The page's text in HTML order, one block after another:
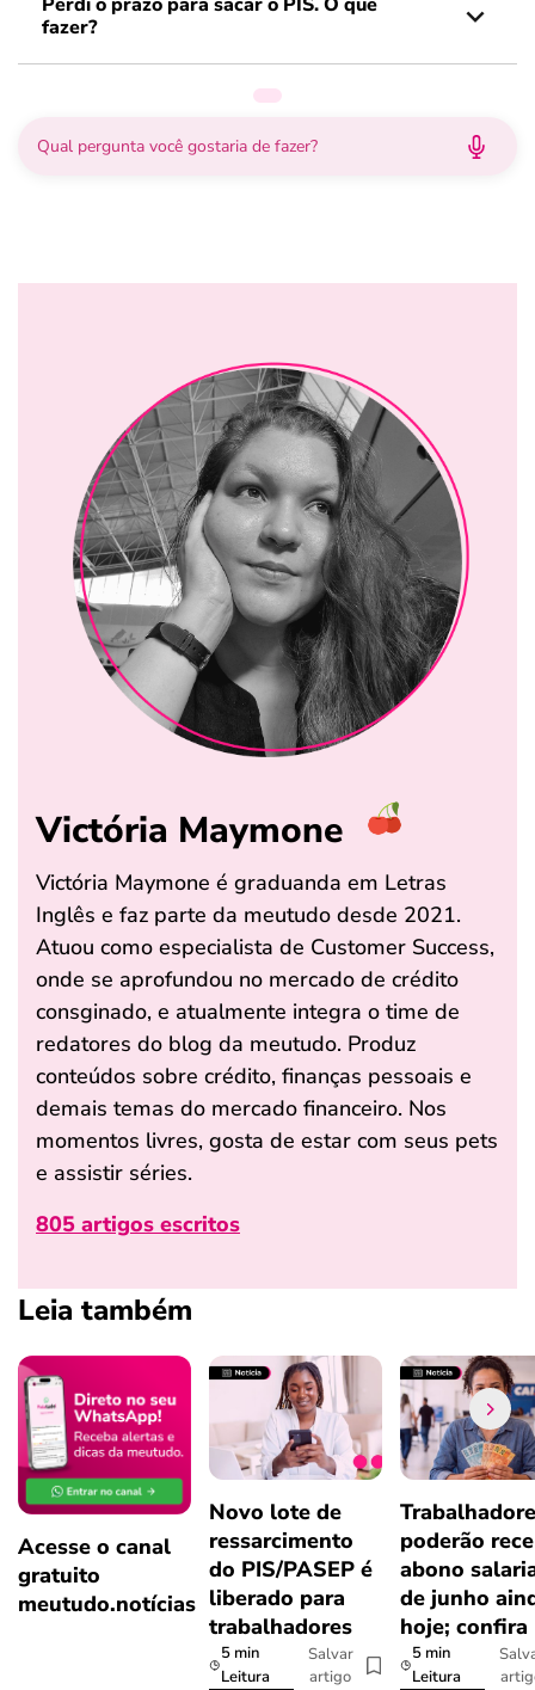
fazer?
Victória Maymone
Victória Maymone é graduanda em Letras
Inglês e faz parte da meutudo desde 2021.
Atuou como especialista de Customer Success,
onde se aprofundou no mercado de crédito
consginado, e atualmente integra o time de
redatores do blog da meutudo. Produz
conteúdos sobre crédito, finanças pessoais e
demais temas do mercado financeiro. Nos
momentos livres, gosta de estar com seus pets
e assistir séries.
805 artigos escritos
Leia também
Acesse o canal
gratuito
meutudo.notícias
Novo lote de
ressarcimento
do PIS/PASEP é
liberado para
trabalhadores
5 min
Leitura
Salvar
artigo
poderão
abono
de junho
hoje; confira
5 min
Leitura